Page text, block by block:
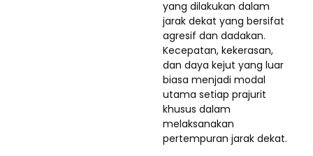
yang dilakukan dalam
jarak dekat yang bersifat
agresif dan dadakan.
Kecepatan, kekerasan,
dan daya kejut yang luar
biasa menjadi modal
utama setiap prajurit
khusus dalam
melaksanakan
pertempuran jarak dekat.